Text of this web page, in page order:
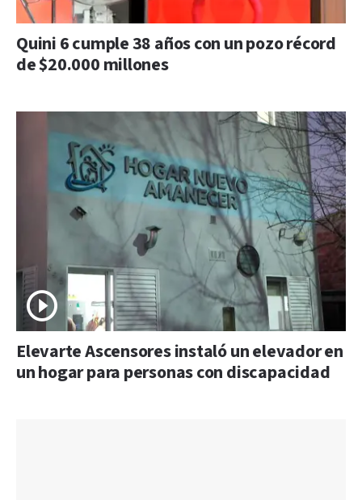
Quini 6 cumple 38 años con un pozo récord
de $20.000 millones
Elevarte Ascensores instaló un elevador en
un hogar para personas con discapacidad